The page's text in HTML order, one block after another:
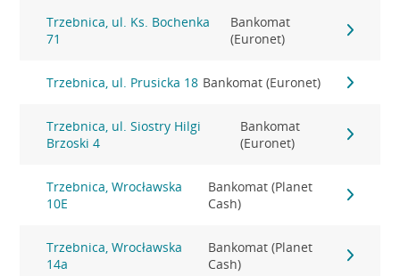
Trzebnica, ul. Ks. Bochenka
71
Bankomat
(Euronet)
Trzebnica, ul. Prusicka 18 Bankomat (Euronet)
Trzebnica, ul. Siostry Hilgi
Brzoski 4
Bankomat
(Euronet)
Trzebnica, Wrocławska
10E
Bankomat (Planet
Cash)
Trzebnica, Wrocławska
14a
Bankomat (Planet
Cash)